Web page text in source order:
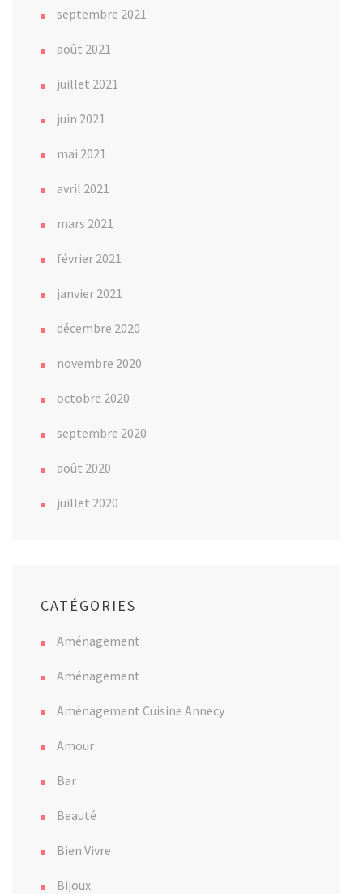
septembre 2021
août 2021
juillet 2021
juin 2021
mai 2021
avril 2021
mars 2021
février 2021
janvier 2021
décembre 2020
novembre 2020
octobre 2020
septembre 2020
août 2020
juillet 2020
CATÉGORIES
Aménagement
Aménagement
Aménagement Cuisine Annecy
Amour
Bar
Beauté
Bien Vivre
Bijoux